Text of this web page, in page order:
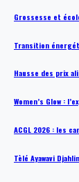
Grossesse et
Transition
Hausse des prix
Women’s Glow :
ACGL 2026 : les
Tèlé Ayawavi